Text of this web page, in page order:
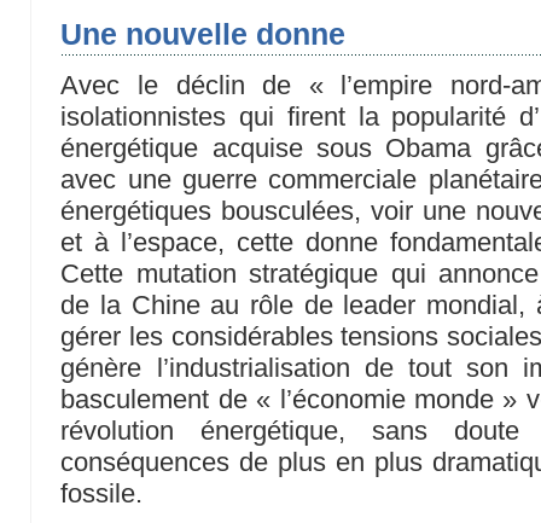
Une nouvelle donne
Avec le déclin de « l’empire nord-
isolationnistes qui firent la popularité
énergétique acquise sous Obama
avec une guerre commerciale
énergétiques bousculées, voir une
et à l’espace, cette donne
Cette mutation stratégique qui
de la Chine au rôle de leader mondial,
gérer les considérables tensions
génère l’industrialisation de tout son
basculement de « l’économie monde »
révolution énergétique, sans
conséquences de plus en plus
fossile.